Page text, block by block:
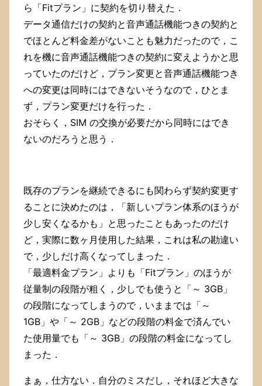
ら「Fitプラン」に契約を切り替えた．
データ通信だけの契約と音声通話機能つきの契約と
でほとんど料金差がないことも魅力だったので，こ
れを機に音声通話機能つきの契約に変えようかと思
っていたのだけど，プラン変更と音声通話機能つき
への変更は同時にはできないそうなので，ひとま
ず，プラン変更だけを行った．
おそらく，SIM の交換が必要だから同時にはでき
ないのだろうと思う．
既存のプランを継続できるにも関わらず契約変更す
ることに決めたのは，「新しいプラン体系のほうが
少し安くなるかも」と思ったこともあったのだけ
ど，実際に数ヶ月使用した結果，これは私の勘違い
で，少しだけ高くなってしまった．
「最適料金プラン」よりも「Fitプラン」のほうが
従量制の段階が粗く，少しでも使うと「～ 3GB」
の段階になってしまうので，いままでは「～
1GB」や「～ 2GB」などの段階の料金で済んでい
た使用量でも「～ 3GB」の段階の料金になってし
まった．
まぁ，仕方ない．自分のミスだし，それほど大きな